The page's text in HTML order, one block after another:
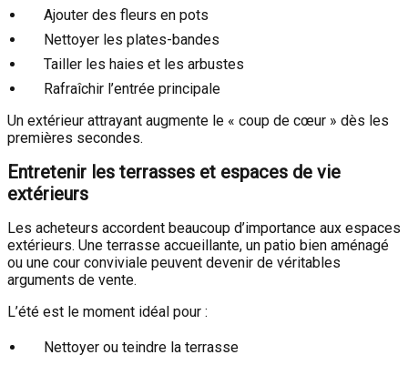
Ajouter des fleurs en pots
Nettoyer les plates-bandes
Tailler les haies et les arbustes
Rafraîchir l’entrée principale
Un extérieur attrayant augmente le « coup de cœur » dès les
premières secondes.
Entretenir les terrasses et espaces de vie
extérieurs
Les acheteurs accordent beaucoup d’importance aux espaces
extérieurs. Une terrasse accueillante, un patio bien aménagé
ou une cour conviviale peuvent devenir de véritables
arguments de vente.
L’été est le moment idéal pour :
Nettoyer ou teindre la terrasse